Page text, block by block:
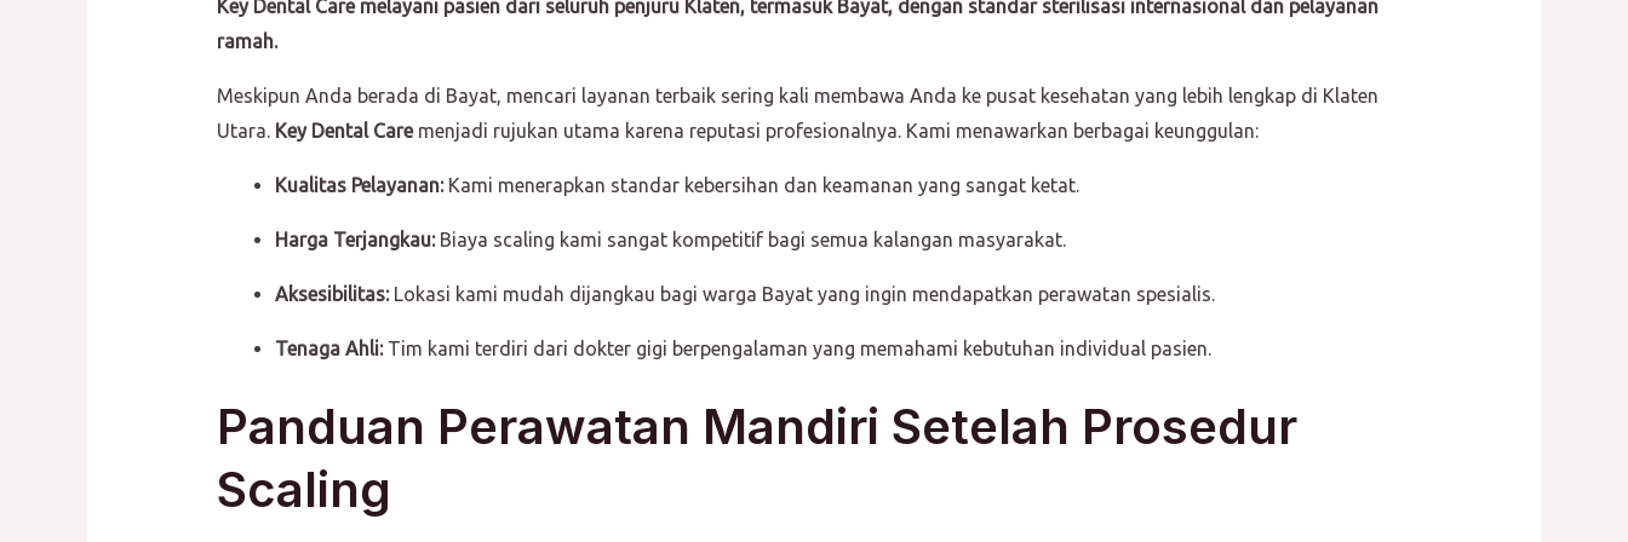
Key Dental Care melayani pasien dari seluruh penjuru Klaten, termasuk Bayat, dengan standar sterilisasi internasional dan pelayanan
ramah.
Meskipun Anda berada di Bayat, mencari layanan terbaik sering kali membawa Anda ke pusat kesehatan yang lebih lengkap di Klaten
Utara. Key Dental Caremenjadi rujukan utama karena reputasi profesionalnya. Kami menawarkan berbagai keunggulan:
Kualitas Pelayanan:Kami menerapkan standar kebersihan dan keamanan yang sangat ketat.
Harga Terjangkau:Biaya scaling kami sangat kompetitif bagi semua kalangan masyarakat.
Aksesibilitas:Lokasi kami mudah dijangkau bagi warga Bayat yang ingin mendapatkan perawatan spesialis.
Tenaga Ahli:Tim kami terdiri dari dokter gigi berpengalaman yang memahami kebutuhan individual pasien.
Panduan Perawatan Mandiri Setelah Prosedur
Scaling